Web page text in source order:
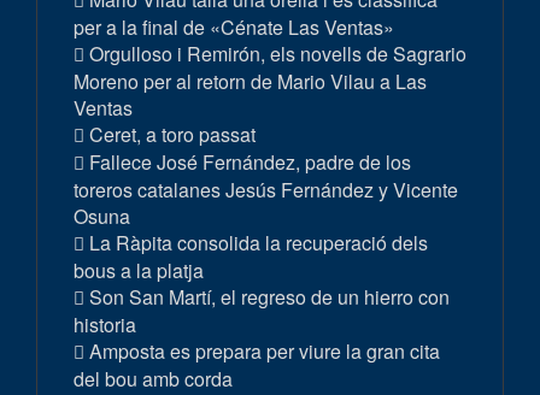
per a la final de «Cénate Las Ventas»
Orgulloso i Remirón, els novells de Sagrario
Moreno per al retorn de Mario Vilau a Las
Ventas
Ceret, a toro passat
Fallece José Fernández, padre de los
toreros catalanes Jesús Fernández y Vicente
Osuna
La Ràpita consolida la recuperació dels
bous a la platja
Son San Martí, el regreso de un hierro con
historia
Amposta es prepara per viure la gran cita
del bou amb corda